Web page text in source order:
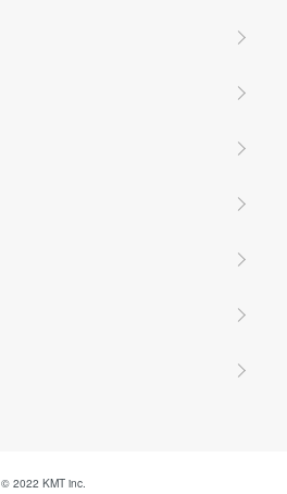
© 2022 KMT inc.